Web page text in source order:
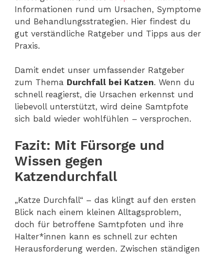
Informationen rund um Ursachen, Symptome
und Behandlungsstrategien. Hier findest du
gut verständliche Ratgeber und Tipps aus der
Praxis.
Damit endet unser umfassender Ratgeber
zum Thema Durchfall bei Katzen. Wenn du
schnell reagierst, die Ursachen erkennst und
liebevoll unterstützt, wird deine Samtpfote
sich bald wieder wohlfühlen – versprochen.
Fazit: Mit Fürsorge und
Wissen gegen
Katzendurchfall
„Katze Durchfall“ – das klingt auf den ersten
Blick nach einem kleinen Alltagsproblem,
doch für betroffene Samtpfoten und ihre
Halter*innen kann es schnell zur echten
Herausforderung werden. Zwischen ständigen